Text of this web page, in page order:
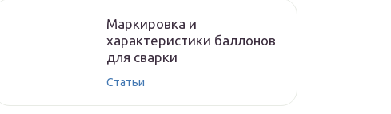
Маркировка и
характеристики баллонов
для сварки
Статьи